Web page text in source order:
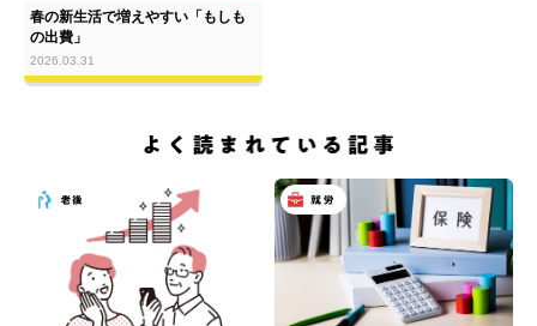
春の新生活で増えやすい「もしも
の出費」
2026.03.31